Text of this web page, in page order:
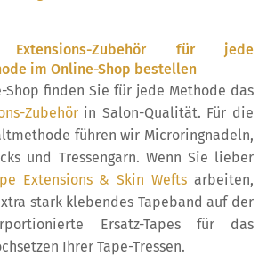
Zubehör für jede
im Online-Shop bestellen
Shop finden Sie für jede Methode das
Zubehörin Salon-Qualität. Für die
führen wir Microringnadeln,
und Tressengarn. Wenn Sie lieber
Extensions & Skin Wefts arbeiten,
stark klebendes Tapeband auf der
Ersatz-Tapes für das
Ihrer Tape-Tressen.